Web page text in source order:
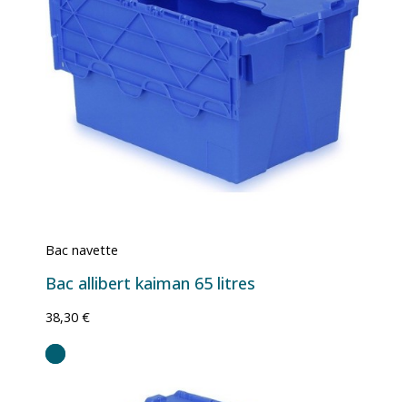
Bac navette
Bac allibert kaiman 65 litres
38,30 €